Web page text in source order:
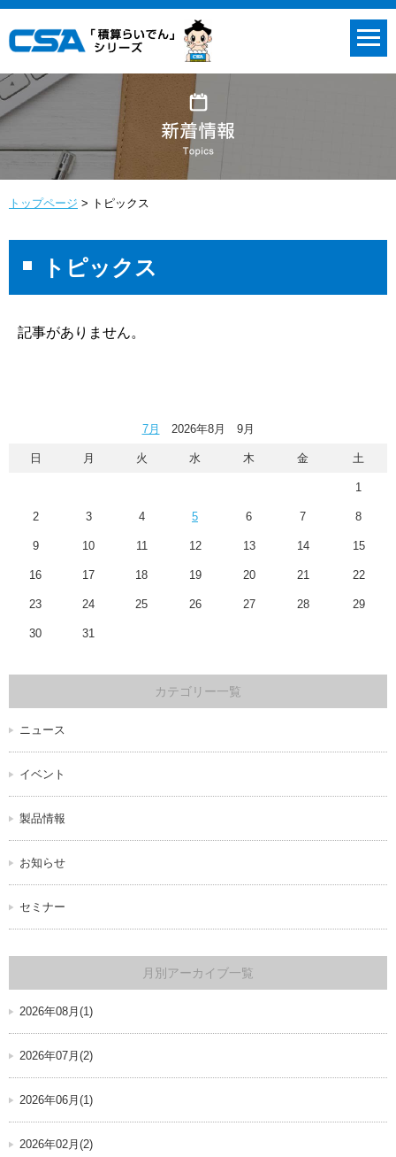
トップページ トピックス
トピックス
記事がありません。
7月 2026年8月 9月
日 月 火 水 木 金 土
1
2 3 4 5 6 7 8
9 10 11 12 13 14 15
16 17 18 19 20 21 22
23 24 25 26 27 28 29
30 31
カテゴリー一覧
ニュース
イベント
製品情報
お知らせ
セミナー
月別アーカイブ一覧
2026年08月(1)
2026年07月(2)
2026年06月(1)
2026年02月(2)